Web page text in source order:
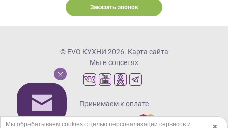
Заказать звонок
© EVO КУХНИ 2026. Карта сайта
Мы в соцсетях
Принимаем к оплате
Мы обрабатываем cookies с целью персонализации сервисов и